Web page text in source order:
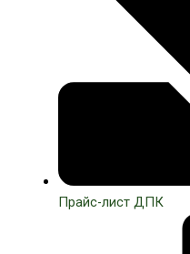
Прайс-лист ДПК